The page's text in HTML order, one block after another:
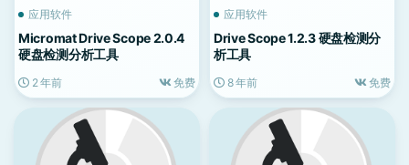
应用软件
Micromat Drive Scope 2.0.4
硬盘检测分析工具
2 年前 免费
应用软件
Drive Scope 1.2.3 硬盘检测分
析工具
8 年前 免费